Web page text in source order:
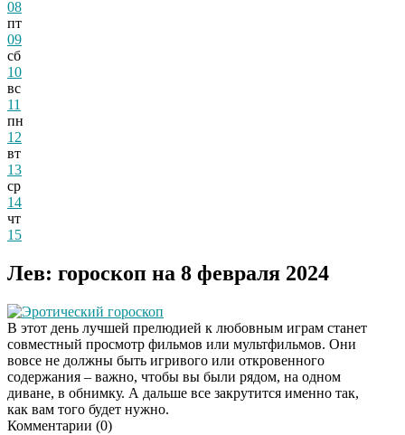
08
пт
09
сб
10
вс
11
пн
12
вт
13
ср
14
чт
15
Лев: гороскоп на 8 февраля 2024
Эротический гороскоп
В этот день лучшей прелюдией к любовным играм станет
совместный просмотр фильмов или мультфильмов. Они
вовсе не должны быть игривого или откровенного
содержания – важно, чтобы вы были рядом, на одном
диване, в обнимку. А дальше все закрутится именно так,
как вам того будет нужно.
Комментарии (0)
Даже самый